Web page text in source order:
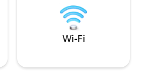
จากฟีนิกซ์
ารเดินป่า ปั่น
ารผจญภัย
เพื่อนๆ มอบความ
และความงามตาม
Wi-Fi